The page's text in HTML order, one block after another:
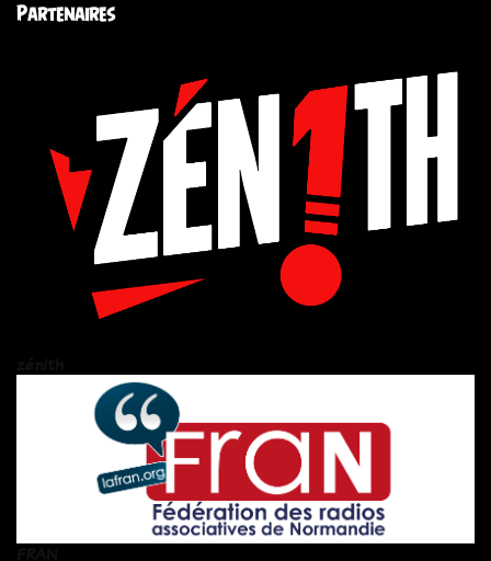
Partenaires